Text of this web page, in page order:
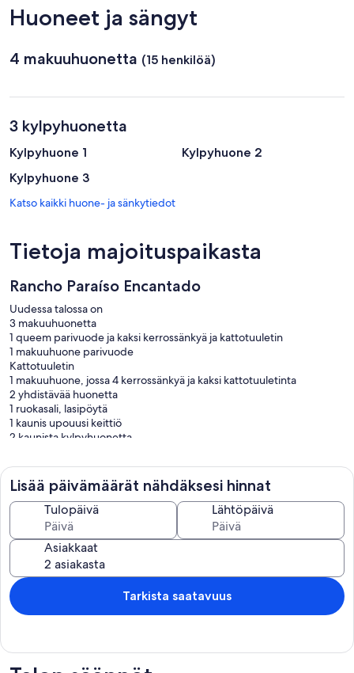
Huoneet ja sängyt
4 makuuhuonetta (15 henkilöä)
3 kylpyhuonetta
Kylpyhuone 1
Kylpyhuone 2
Kylpyhuone 3
Katso kaikki huone- ja sänkytiedot
Tietoja majoituspaikasta
Rancho Paraíso Encantado
Uudessa talossa on
3 makuuhuonetta
1 queem parivuode ja kaksi kerrossänkyä ja kattotuuletin
1 makuuhuone parivuode
Kattotuuletin
1 makuuhuone, jossa 4 kerrossänkyä ja kaksi kattotuuletinta
2 yhdistävää huonetta
1 ruokasali, lasipöytä
1 kaunis upouusi keittiö
2 kaunista kylpyhuonetta
Kaikissa samassa majoituspaikassa on integroitu Wi-Fi
Osa gourmet-ilma-aluksesta
I huone, 3 kerrossänkyä ja kattotuuletin
1 jääkaappi
Pakastin
1 Skol-panimo
1 kaasuliesi
Puuhella
Maauuni
mikroaaltouunia.
Lisää päivämäärät nähdäksesi hinnat
Tulopäivä Lähtöpäivä
Asiakkaat
Tarkista saatavuus